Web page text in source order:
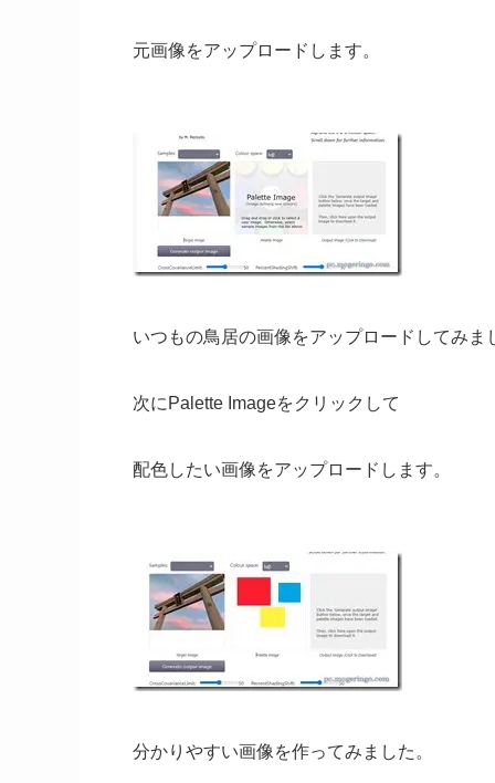
元画像をアップロードします。
いつもの鳥居の画像をアップロードしてみま
次にPalette Imageをクリックして
配色したい画像をアップロードします。
分かりやすい画像を作ってみました。